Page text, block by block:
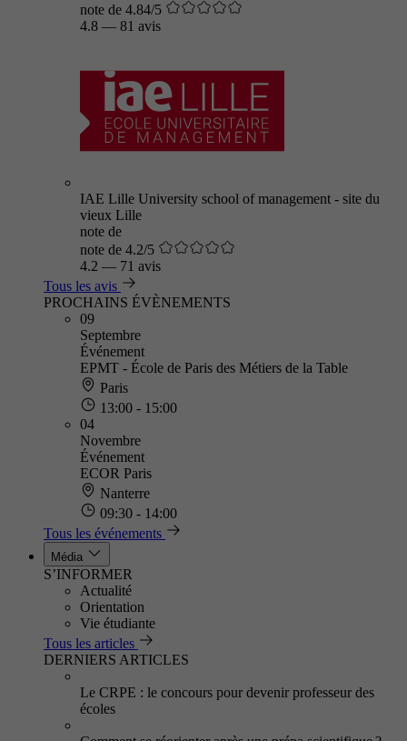
note de 4.84/5
4.8 — 81 avis
IAE Lille University school of management - site du
vieux Lille
note de
note de 4.2/5
4.2 — 71 avis
Tous les avis
PROCHAINS ÉVÈNEMENTS
09
Septembre
Événement
EPMT - École de Paris des Métiers de la Table
Paris
13:00 - 15:00
04
Novembre
Événement
ECOR Paris
Nanterre
09:30 - 14:00
Tous les événements
Média
S’INFORMER
Actualité
Orientation
Vie étudiante
Tous les articles
DERNIERS ARTICLES
Le CRPE : le concours pour devenir professeur des
écoles